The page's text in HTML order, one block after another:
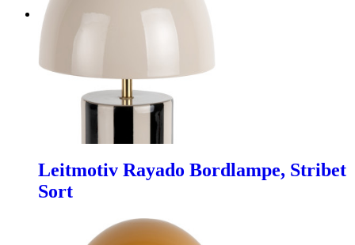
Leitmotiv Rayado Bordlampe, Stribet
Sort